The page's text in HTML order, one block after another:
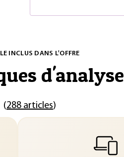
INCLUS DANS L'OFFRE
d'analyse
(288 articles)